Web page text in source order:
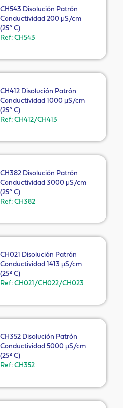
CH543 Disolución Patrón
Conductividad 200 μS/cm
(25º C)
Ref: CH543
CH412 Disolución Patrón
Conductividad 1000 μS/cm
(25º C)
Ref: CH412/CH413
CH382 Disolución Patrón
Conductividad 3000 μS/cm
(25º C)
Ref: CH382
CH021 Disolución Patrón
Conductividad 1413 μS/cm
(25º C)
Ref: CH021/CH022/CH023
CH352 Disolución Patrón
Conductividad 5000 μS/cm
(25º C)
Ref: CH352